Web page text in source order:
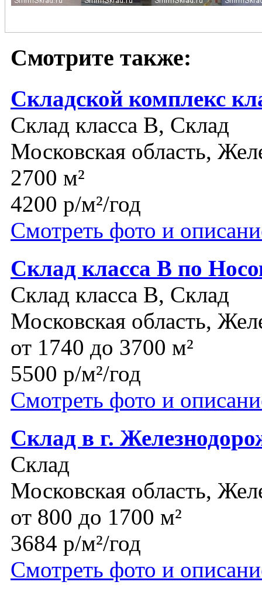
Смотрите также:
Складской комплекс
Склад класса B, Склад
Московская область,
2700 м²
4200 р/м²/год
Смотреть фото и
Склад класса В по
Склад класса B, Склад
Московская область,
от 1740 до 3700 м²
5500 р/м²/год
Смотреть фото и
Склад в г.
Склад
Московская область,
от 800 до 1700 м²
3684 р/м²/год
Смотреть фото и